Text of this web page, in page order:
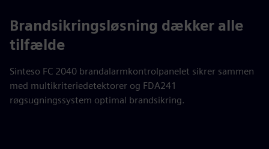
Brandsikringsløsning dækker alle
tilfælde
Sinteso FC 2040 brandalarmkontrolpanelet sikrer sammen
med multikriteriedetektorer og FDA241
røgsugningssystem optimal brandsikring.